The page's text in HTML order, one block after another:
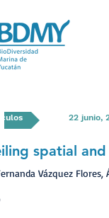
22 junio,
spatial
Vázquez Flores,